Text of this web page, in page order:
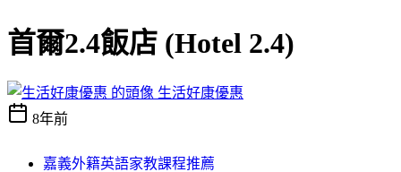
首爾2.4飯店 (Hotel 2.4)
生活好康優惠
8年前
嘉義外籍英語家教課程推薦